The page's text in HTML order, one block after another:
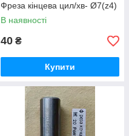
Фреза кінцева цил/хв- Ø7(z4)
В наявності
40 ₴
Купити